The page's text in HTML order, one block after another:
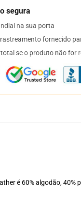
segura
na sua porta
fornecido
se o produto não for
é 60% algodão, 40%